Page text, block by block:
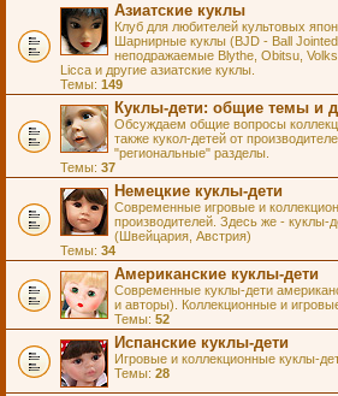
Азиатские куклы
Клуб для любителей культовых
Шарнирные куклы (BJD - Ball
неподражаемые Blythe, Obitsu,
Licca и другие азиатские куклы.
Темы: 149
Куклы-дети: общие темы и
Обсуждаем общие вопросы
также кукол-детей от
"региональные" разделы.
Темы: 37
Немецкие куклы-дети
Современные игровые и
производителей. Здесь же - куклы-
(Швейцария, Австрия)
Темы: 34
Американские куклы-дети
Современные куклы-дети
и авторы). Коллекционные и
Темы: 52
Испанские куклы-дети
Игровые и коллекционные куклы-
Темы: 28